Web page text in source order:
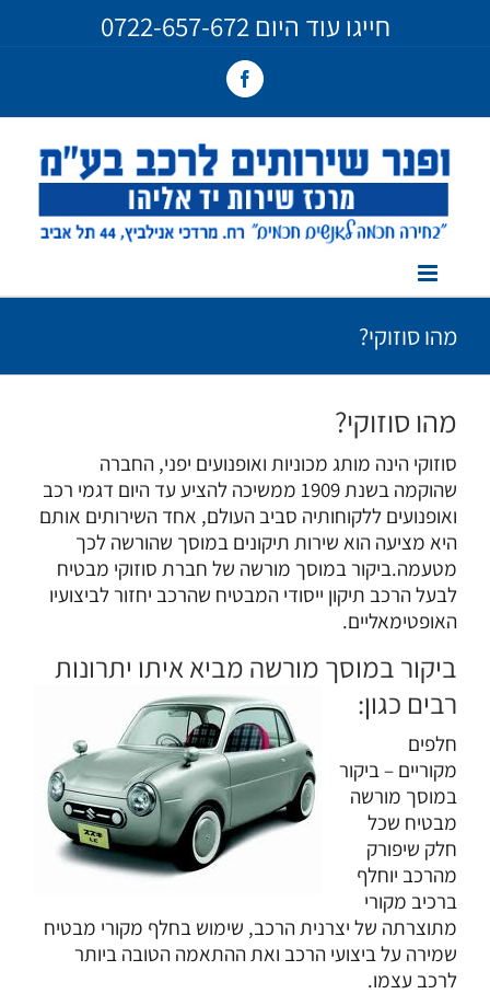
חייגו עוד היום0722-657-672
Facebook
מהו סוזוקי?
מהו סוזוקי?
סוזוקי הינה מותג מכוניות ואופנועים יפני, החברה
שהוקמה בשנת 1909 ממשיכה להציע עד היום דגמי רכב
ואופנועים ללקוחותיה סביב העולם, אחד השירותים אותם
היא מציעה הוא שירות תיקונים במוסך שהורשה לכך
מטעמה.ביקור במוסך מורשה של חברת סוזוקי מבטיח
לבעל הרכב תיקון ייסודי המבטיח שהרכב יחזור לביצועיו
האופטימאליים.
ביקור במוסך מורשה מביא איתו יתרונות
רבים כגון:
חלפים
מקוריים – ביקור
במוסך מורשה
מבטיח שכל
חלק שיפורק
מהרכב יוחלף
ברכיב מקורי
מתוצרתה של יצרנית הרכב, שימוש בחלף מקורי מבטיח
שמירה על ביצועי הרכב ואת ההתאמה הטובה ביותר
לרכב עצמו.